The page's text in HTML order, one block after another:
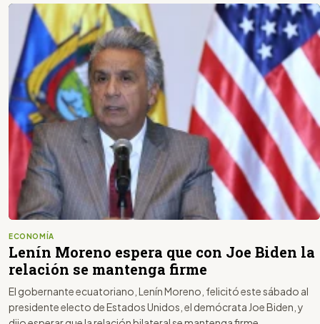
ECONOMÍA
Lenín Moreno espera que con Joe Biden la
relación se mantenga firme
El gobernante ecuatoriano, Lenín Moreno, felicitó este sábado al
presidente electo de Estados Unidos, el demócrata Joe Biden, y